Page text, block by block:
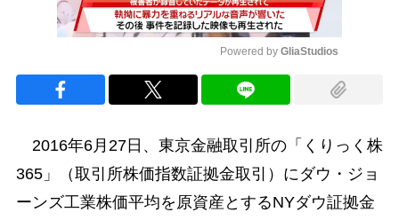
Powered by GliaStudios
2016年6月27日、東京金融取引所の「くりっく株
365」（取引所株価指数証拠金取引）にダウ・ジョ
ーンズ工業株価平均を原資産とするNYダウ証拠金